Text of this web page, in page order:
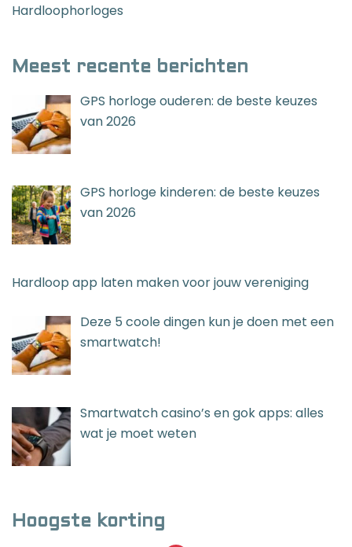
Hardloophorloges
Meest recente berichten
GPS horloge ouderen: de beste keuzes
van 2026
GPS horloge kinderen: de beste keuzes
van 2026
Hardloop app laten maken voor jouw vereniging
Deze 5 coole dingen kun je doen met een
smartwatch!
Smartwatch casino’s en gok apps: alles
wat je moet weten
Hoogste korting